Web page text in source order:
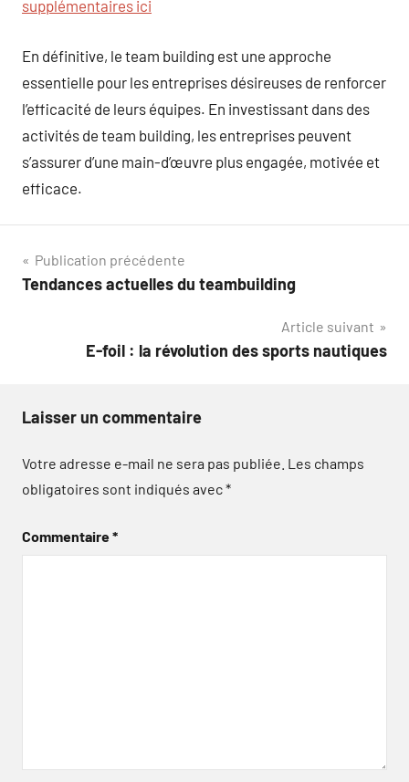
supplémentaires ici
En définitive, le team building est une approche
essentielle pour les entreprises désireuses de renforcer
l’efficacité de leurs équipes. En investissant dans des
activités de team building, les entreprises peuvent
s’assurer d’une main-d’œuvre plus engagée, motivée et
efficace.
Navigation
de
Publication précédente
Tendances actuelles du teambuilding
Article suivant
E-foil : la révolution des sports nautiques
Laisser un commentaire
Votre adresse e-mail ne sera pas publiée. Les champs
obligatoires sont indiqués avec*
Commentaire*